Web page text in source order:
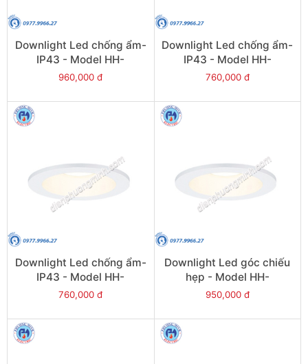
Downlight Led chống ẩm-
IP43 - Model HH-
LD40708K19
960,000 đ
Downlight Led chống ẩm-
IP43 - Model HH-
LD20508K19
760,000 đ
Downlight Led chống ẩm-
IP43 - Model HH-
LD40508K19
760,000 đ
Downlight Led góc chiếu
hẹp - Model HH-
LD50701K19
950,000 đ